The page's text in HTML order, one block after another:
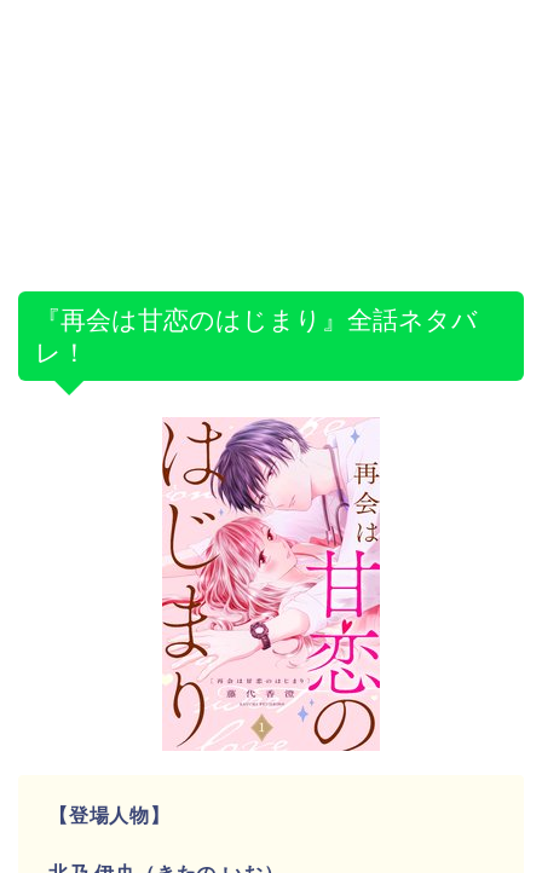
『再会は甘恋のはじまり』全話ネタバ
レ！
【登場人物】